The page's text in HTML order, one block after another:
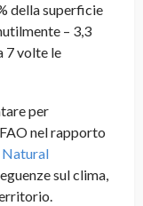
della superficie
– 3,3
7 volte le
per
nel rapporto
Natural
sul clima,